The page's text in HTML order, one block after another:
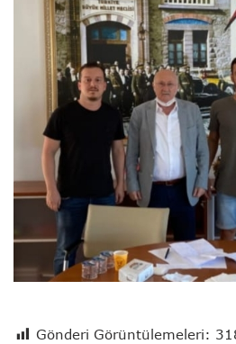
Gönderi Görüntülemeleri: